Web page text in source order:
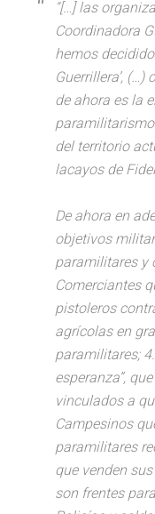
“[…] las
Coordinadora
hemos
Guerrillera’,
de ahora es la
del territorio
lacayos de
De ahora en
objetivos
paramilitares y
Comerciantes
pistoleros
agrícolas en
paramilitares;
esperanza”,
vinculados a
Campesinos
paramilitares
que venden
son frentes